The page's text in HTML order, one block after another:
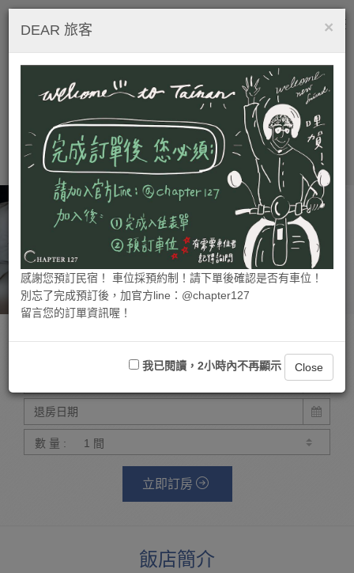
快速訂房STEP.1-Chapter127
數 量 :
立即訂房
飯店簡介
×
DEAR 旅客
感謝您預訂民宿！ 車位採預約制！請下單後確認是否有車位！
別忘了完成預訂後，加官方line：@chapter127
留言您的訂單資訊喔！
我已閱讀，2小時內不再顯示 Close